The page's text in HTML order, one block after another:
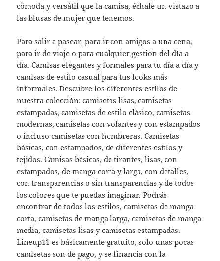
cómoda y versátil que la camisa, échale un vistazo a
las blusas de mujer que tenemos.
Para salir a pasear, para ir con amigos a una cena,
para ir de viaje o para cualquier gestión del día a
día. Camisas elegantes y formales para tu día a día y
camisas de estilo casual para tus looks más
informales. Descubre los diferentes estilos de
nuestra colección: camisetas lisas, camisetas
estampadas, camisetas de estilo clásico, camisetas
modernas, camisetas con volantes y con estampados
o incluso camisetas con hombreras. Camisetas
básicas, con estampados, de diferentes estilos y
tejidos. Camisas básicas, de tirantes, lisas, con
estampados, de manga corta y larga, con detalles,
con transparencias o sin transparencias y de todos
los colores que te puedas imaginar. Podrás
encontrar de todos los estilos, camisetas de manga
corta, camisetas de manga larga, camisetas de manga
media, camisetas lisas y camisetas estampadas.
Lineup11 es básicamente gratuito, solo unas pocas
camisetas son de pago, y se financia con la